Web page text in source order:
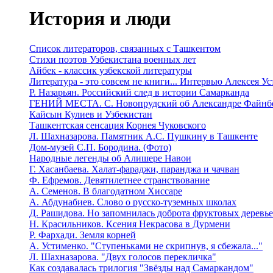
История и люди
Список литераторов, связанных с Ташкентом
Стихи поэтов Узбекистана военных лет
Айбек - классик узбекской литературы
Литература - это совсем не книги... Интервью Алексея
Р. Назарьян. Российский след в истории Самарканда
ГЕНИЙ МЕСТА. C. Новопрудский об Александре
Кайсын Кулиев и Узбекистан
Ташкентская сенсация Корнея Чуковского
Л. Шахназарова. Памятник А.С. Пушкину в Ташкенте
Дом-музей С.П. Бородина. (Фото)
Народные легенды об Алишере Навои
Г. Хасанбаева. Халат-фараджи, паранджа и чачван
Ф. Ефремов. Девятилетнее странствование
А. Семенов. В благодатном Хиссаре
А. Абдунабиев. Слово о русско-туземных школах
Д. Рашидова. Но запомнилась доброта фруктовых
Н. Красильников. Ксения Некрасова в Дурмени
Р. Фархади. Земля корней
А. Устименко. "Ступеньками не скрипнув, я сбежала..."
Л. Шахназарова. "Двух голосов перекличка"
Как создавалась трилогия "Звёзды над Самаркандом"